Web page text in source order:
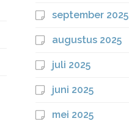
september 2025
augustus 2025
juli 2025
juni 2025
mei 2025